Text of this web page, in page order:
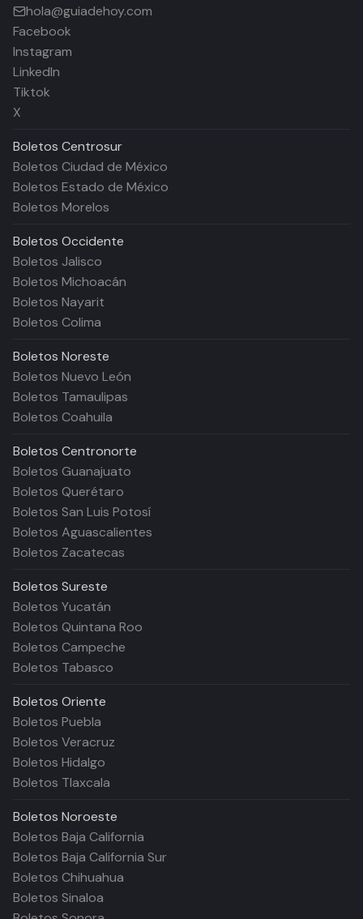
hola@guiadehoy.com
Facebook
Instagram
LinkedIn
Tiktok
X
Boletos Centrosur
Boletos Ciudad de México
Boletos Estado de México
Boletos Morelos
Boletos Occidente
Boletos Jalisco
Boletos Michoacán
Boletos Nayarit
Boletos Colima
Boletos Noreste
Boletos Nuevo León
Boletos Tamaulipas
Boletos Coahuila
Boletos Centronorte
Boletos Guanajuato
Boletos Querétaro
Boletos San Luis Potosí
Boletos Aguascalientes
Boletos Zacatecas
Boletos Sureste
Boletos Yucatán
Boletos Quintana Roo
Boletos Campeche
Boletos Tabasco
Boletos Oriente
Boletos Puebla
Boletos Veracruz
Boletos Hidalgo
Boletos Tlaxcala
Boletos Noroeste
Boletos Baja California
Boletos Baja California Sur
Boletos Chihuahua
Boletos Sinaloa